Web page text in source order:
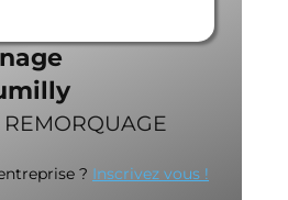
? Inscrivez vous !